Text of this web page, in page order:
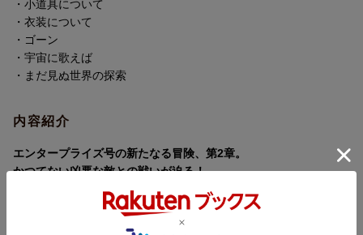
制作国
制作年
洋題
・小道具について
・衣装について
・ゴーン
・宇宙に歌えば
・まだ見ぬ世界の探索
内容紹介
エンタープライズ号の新たなる冒険、第2章。
かつてない凶悪な敵との戦いが迫る！
「スター・トレック」の正統派シリーズ第2章は、凶悪な敵との避